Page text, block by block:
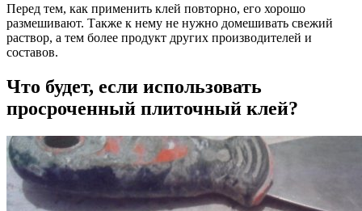
Перед тем, как применить клей повторно, его хорошо
размешивают. Также к нему не нужно домешивать свежий
раствор, а тем более продукт других производителей и
составов.
Что будет, если использовать
просроченный плиточный клей?